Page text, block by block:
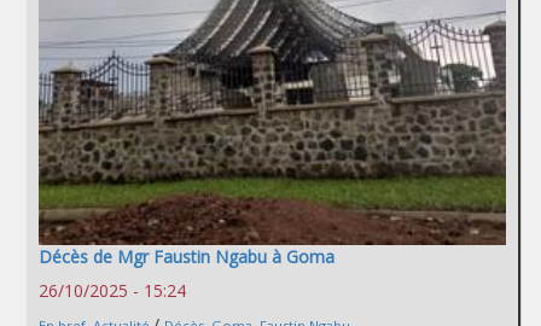
Décès de Mgr Faustin Ngabu à Goma
26/10/2025 - 15:24